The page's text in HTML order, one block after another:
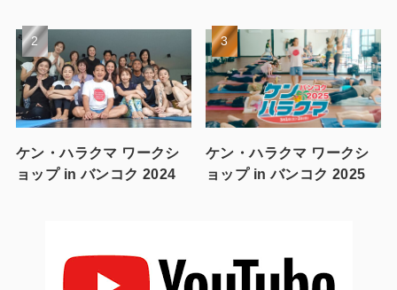
ケン・ハラクマ ワークシ
ョップ in バンコク 2024
ケン・ハラクマ ワークシ
ョップ in バンコク 2025